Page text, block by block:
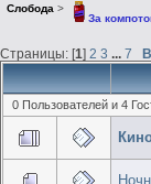
Слобода >
За
Страницы: [1] 2 3 ... 7
0 Пользователей и 4